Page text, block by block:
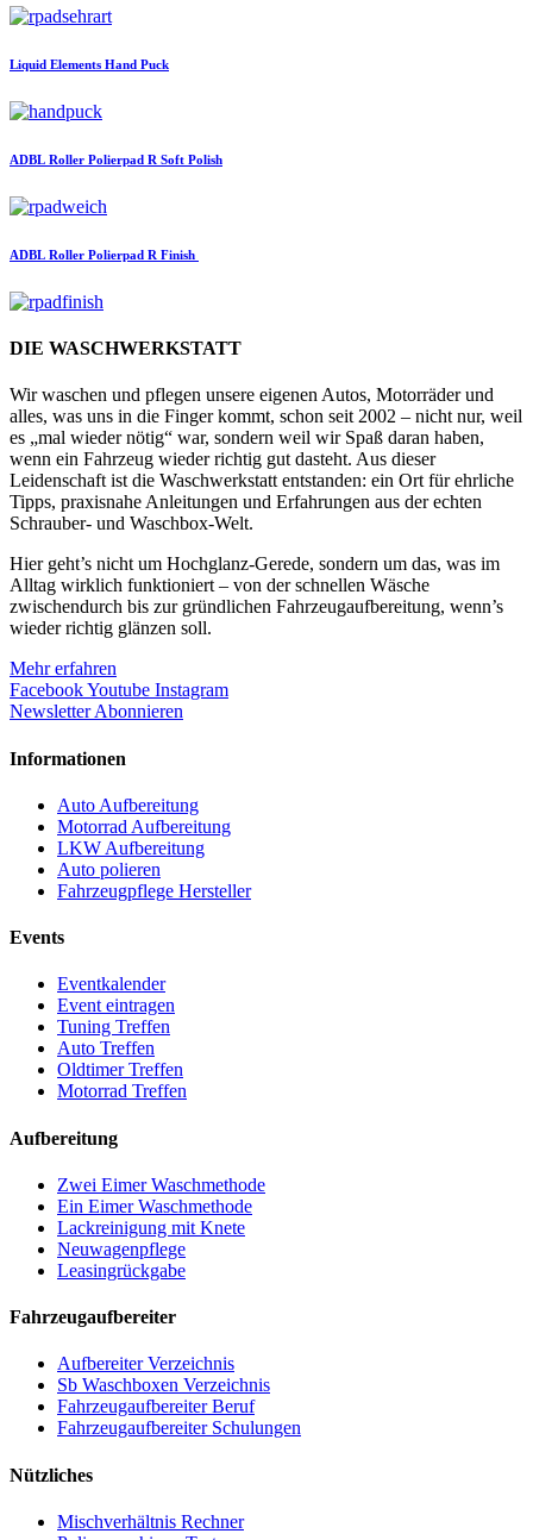
Liquid Elements Hand Puck
ADBL Roller Polierpad R Soft Polish
ADBL Roller Polierpad R Finish
DIE WASCHWERKSTATT
Wir waschen und pflegen unsere eigenen Autos, Motorräder und
alles, was uns in die Finger kommt, schon seit 2002 – nicht nur, weil
es „mal wieder nötig“ war, sondern weil wir Spaß daran haben,
wenn ein Fahrzeug wieder richtig gut dasteht. Aus dieser
Leidenschaft ist die Waschwerkstatt entstanden: ein Ort für ehrliche
Tipps, praxisnahe Anleitungen und Erfahrungen aus der echten
Schrauber- und Waschbox-Welt.
Hier geht’s nicht um Hochglanz-Gerede, sondern um das, was im
Alltag wirklich funktioniert – von der schnellen Wäsche
zwischendurch bis zur gründlichen Fahrzeugaufbereitung, wenn’s
wieder richtig glänzen soll.
Mehr erfahren
FacebookYoutube Instagram
Newsletter Abonnieren
Informationen
Auto Aufbereitung
Motorrad Aufbereitung
LKW Aufbereitung
Auto polieren
Fahrzeugpflege Hersteller
Events
Eventkalender
Event eintragen
Tuning Treffen
Auto Treffen
Oldtimer Treffen
Motorrad Treffen
Aufbereitung
Zwei Eimer Waschmethode
Ein Eimer Waschmethode
Lackreinigung mit Knete
Neuwagenpflege
Leasingrückgabe
Fahrzeugaufbereiter
Aufbereiter Verzeichnis
Sb Waschboxen Verzeichnis
Fahrzeugaufbereiter Beruf
Fahrzeugaufbereiter Schulungen
Nützliches
Mischverhältnis Rechner